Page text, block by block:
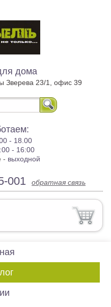
дома
Зверева 23/1, офис 39
- 18.00
- 16:00
- выходной
001 обратная связь